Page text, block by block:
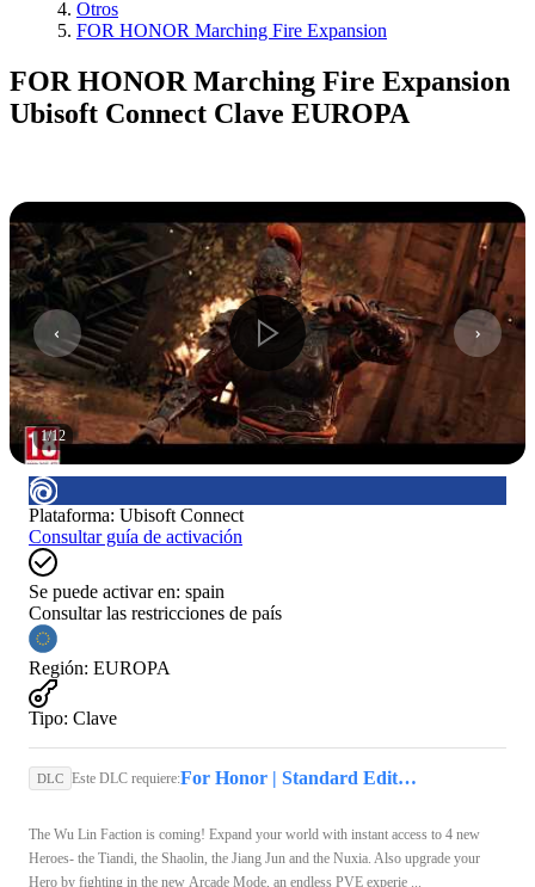
Otros
FOR HONOR Marching Fire Expansion
FOR HONOR Marching Fire Expansion
Ubisoft Connect Clave EUROPA
1/12
Plataforma: Ubisoft Connect
Consultar guía de activación
Se puede activar en: spain
Consultar las restricciones de país
Región: EUROPA
Tipo: Clave
DLC Este DLC requiere: For Honor | Standard Edition (PC) - Ubisoft Connect Key - GLOBAL
The Wu Lin Faction is coming! Expand your world with instant access to 4 new
Heroes- the Tiandi, the Shaolin, the Jiang Jun and the Nuxia. Also upgrade your
Hero by fighting in the new Arcade Mode, an endless PVE experie ...